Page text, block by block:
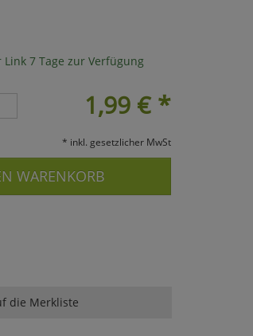
7 Tage zur Verfügung
1,99 €*
* inkl. gesetzlicher MwSt
WARENKORB
die Merkliste